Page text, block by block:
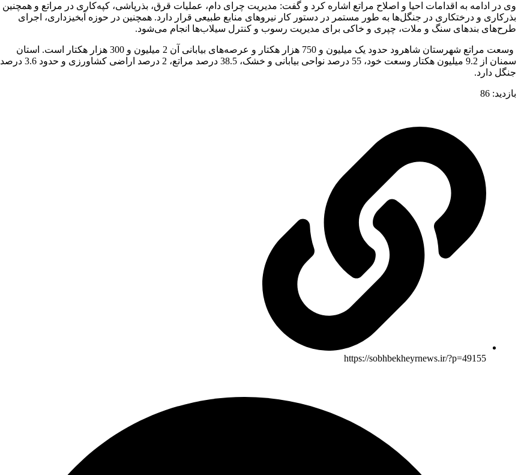
وی در ادامه به اقدامات احیا و اصلاح مراتع اشاره کرد و گفت: مدیریت چرای دام، عملیات قرق، بذرپاشی، کپه‌کاری در مراتع و همچنین
بذرکاری و درختکاری در جنگل‌ها به طور مستمر در دستور کار نیروهای منابع طبیعی قرار دارد. همچنین در حوزه آبخیزداری، اجرای
طرح‌های بندهای سنگ و ملات، چپری و خاکی برای مدیریت رسوب و کنترل سیلاب‌ها انجام می‌شود.
وسعت مراتع شهرستان شاهرود حدود یک میلیون و 750 هزار هکتار و عرصه‌های بیابانی آن 2 میلیون و 300 هزار هکتار است. استان
سمنان از 9.2 میلیون هکتار وسعت خود، 55 درصد نواحی بیابانی و خشک، 38.5 درصد مراتع، 2 درصد اراضی کشاورزی و حدود 3.6 درصد
جنگل دارد.
بازدید: 86
https://sobhbekheyrnews.ir/?p=49155